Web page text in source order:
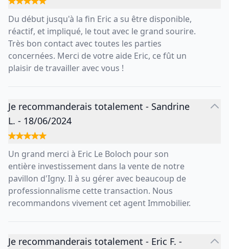
Du début jusqu'à la fin Eric a su être disponible,
réactif, et impliqué, le tout avec le grand sourire.
Très bon contact avec toutes les parties
concernées. Merci de votre aide Eric, ce fût un
plaisir de travailler avec vous !
Je recommanderais totalement - Sandrine
L. - 18/06/2024
Un grand merci à Eric Le Boloch pour son
entière investissement dans la vente de notre
pavillon d'Igny. Il à su gérer avec beaucoup de
professionnalisme cette transaction. Nous
recommandons vivement cet agent Immobilier.
Je recommanderais totalement - Eric F. -